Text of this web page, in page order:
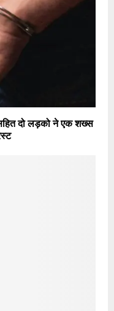
दो लड़को ने एक शख्स